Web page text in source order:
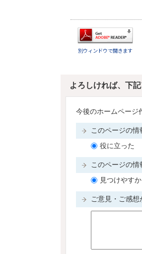
別ウィンドウで開きます